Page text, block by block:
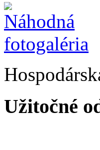
Užitočné